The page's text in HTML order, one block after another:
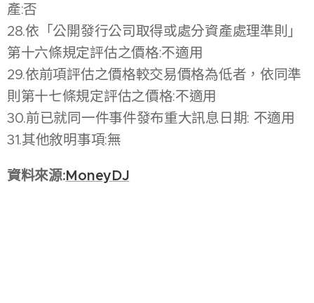
產:否
28.依「公開發行公司取得或處分資產處理準則」
第十六條規定評估之價格:不適用
29.依前項評估之價格較交易價格為低者，依同準
則第十七條規定評估之價格:不適用
30.前已就同一件事件發布重大訊息日期: 不適用
31.其他敘明事項:無
資料來源:MoneyDJ